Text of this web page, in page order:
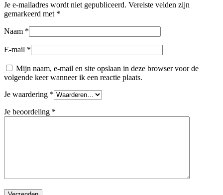
Je e-mailadres wordt niet gepubliceerd. Vereiste velden zijn
gemarkeerd met *
Naam *
E-mail *
Mijn naam, e-mail en site opslaan in deze browser voor de
volgende keer wanneer ik een reactie plaats.
Je waardering *
Je beoordeling *